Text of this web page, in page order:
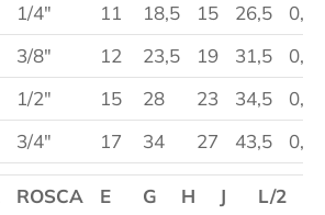
1/4″ 11 18,5 15 26,5
0,06
3/8″ 12 23,5 19 31,5
0,1
1/2″ 15 28 23 34,5
0,15
3/4″ 17 34 27 43,5 0,25
ROSCA E G H J L/2